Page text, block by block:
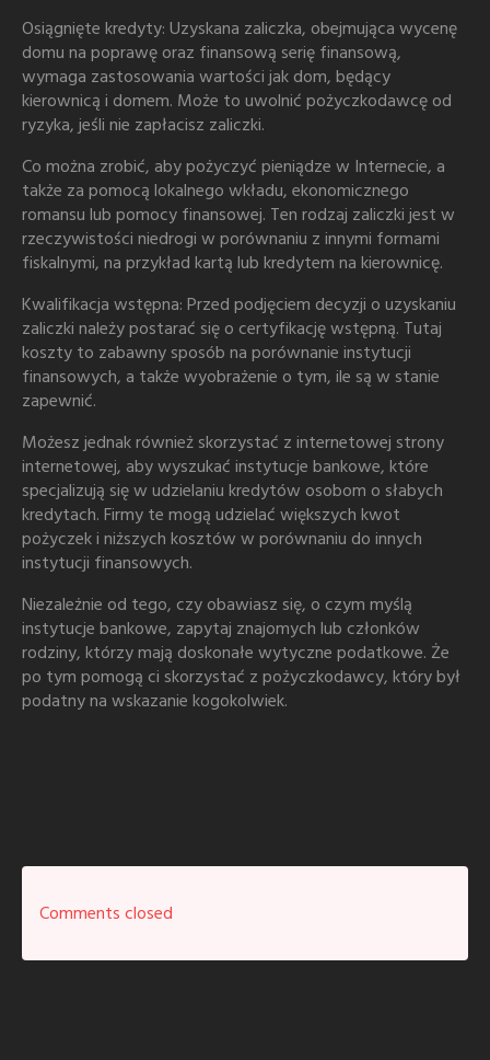
Osiągnięte kredyty: Uzyskana zaliczka, obejmująca wycenę
domu na poprawę oraz finansową serię finansową,
wymaga zastosowania wartości jak dom, będący
kierownicą i domem. Może to uwolnić pożyczkodawcę od
ryzyka, jeśli nie zapłacisz zaliczki.
Co można zrobić, aby pożyczyć pieniądze w Internecie, a
także za pomocą lokalnego wkładu, ekonomicznego
romansu lub pomocy finansowej. Ten rodzaj zaliczki jest w
rzeczywistości niedrogi w porównaniu z innymi formami
fiskalnymi, na przykład kartą lub kredytem na kierownicę.
Kwalifikacja wstępna: Przed podjęciem decyzji o uzyskaniu
zaliczki należy postarać się o certyfikację wstępną. Tutaj
koszty to zabawny sposób na porównanie instytucji
finansowych, a także wyobrażenie o tym, ile są w stanie
zapewnić.
Możesz jednak również skorzystać z internetowej strony
internetowej, aby wyszukać instytucje bankowe, które
specjalizują się w udzielaniu kredytów osobom o słabych
kredytach. Firmy te mogą udzielać większych kwot
pożyczek i niższych kosztów w porównaniu do innych
instytucji finansowych.
Niezależnie od tego, czy obawiasz się, o czym myślą
instytucje bankowe, zapytaj znajomych lub członków
rodziny, którzy mają doskonałe wytyczne podatkowe. Że
po tym pomogą ci skorzystać z pożyczkodawcy, który był
podatny na wskazanie kogokolwiek.
Comments closed